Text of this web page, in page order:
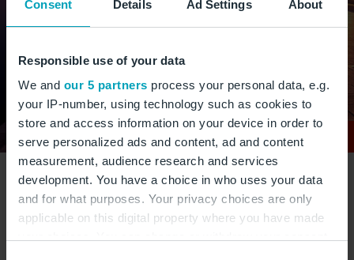
Consent Details Ad Settings About
Responsible use of your data
We and our 5 partners process your personal data, e.g.
your IP-number, using technology such as cookies to
store and access information on your device in order to
serve personalized ads and content, ad and content
measurement, audience research and services
development. You have a choice in who uses your data
and for what purposes. Your privacy choices are only
applicable on this digital property where you have made
Die Meeresorgel ist eine einzigartige